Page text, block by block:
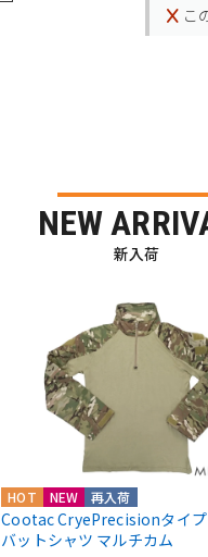
こ
NEW
新入荷
HOT NEW 再入荷
Cootac CryePrecisionタイプ
バットシャツ マルチカム